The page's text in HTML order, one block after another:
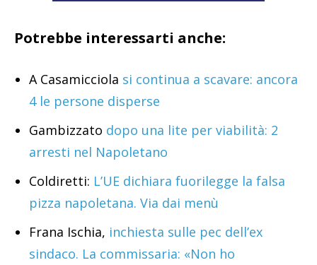
Potrebbe interessarti anche:
A Casamicciola si continua a scavare: ancora
4 le persone disperse
Gambizzato dopo una lite per viabilità: 2
arresti nel Napoletano
Coldiretti: L’UE dichiara fuorilegge la falsa
pizza napoletana. Via dai menù
Frana Ischia, inchiesta sulle pec dell’ex
sindaco. La commissaria: «Non ho